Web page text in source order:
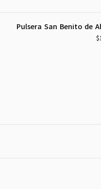
Pulsera San Benito de